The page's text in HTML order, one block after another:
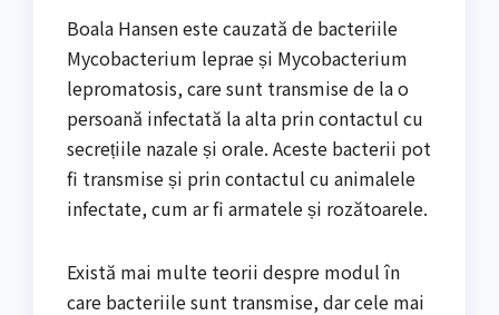
Boala Hansen este cauzată de bacteriile
Mycobacterium leprae și Mycobacterium
lepromatosis, care sunt transmise de la o
persoană infectată la alta prin contactul cu
secrețiile nazale și orale. Aceste bacterii pot
fi transmise și prin contactul cu animalele
infectate, cum ar fi armatele și rozătoarele.
Există mai multe teorii despre modul în
care bacteriile sunt transmise, dar cele mai